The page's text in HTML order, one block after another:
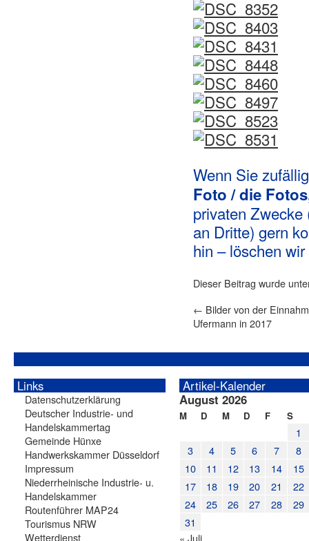
Wenn Sie
Foto / die
privaten Zwecke
an Dritte) gern
hin – löschen
Dieser Beitrag wurde
← Bilder von der
Ufermann in 2017
Links
Datenschutzerklärung
Deutscher Industrie- und
Handelskammertag
Gemeinde Hünxe
Handwerkskammer Düsseldorf
Impressum
Niederrheinische Industrie- u.
Handelskammer
Routenführer MAP24
Tourismus NRW
Wetterdienst
Artikel-Kalender
August 2026
M D M D F S
1
3
4 5 6 7
8
10
11 12 13 14
15
17
18 19 20 21
22
24
25 26 27 28
29
31
« Juli